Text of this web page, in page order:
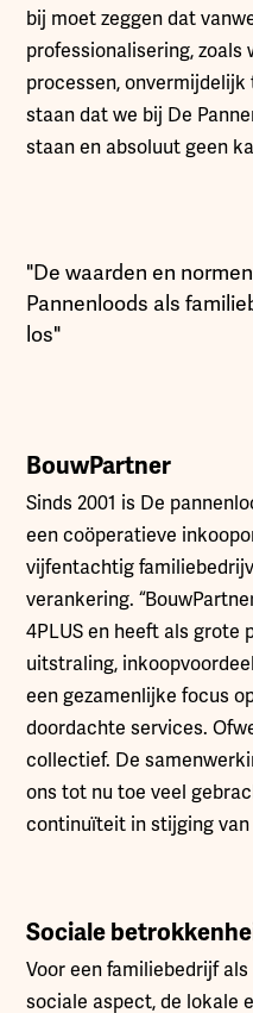
bij moet zeggen dat
professionalisering,
processen,
staan dat we bij De
staan en absoluut geen
"De waarden en
Pannenloods als
los"
BouwPartner
Sinds 2001 is De
een coöperatieve
vijfentachtig
verankering.
4PLUS en heeft als grote
uitstraling,
een gezamenlijke focus
doordachte services.
collectief. De
ons tot nu toe veel
continuïteit in stijging van
Sociale
Voor een familiebedrijf
sociale aspect, de lokale